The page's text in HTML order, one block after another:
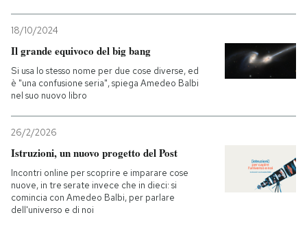
18/10/2024
Il grande equivoco del big bang
Si usa lo stesso nome per due cose diverse, ed
è "una confusione seria", spiega Amedeo Balbi
nel suo nuovo libro
26/2/2026
Istruzioni, un nuovo progetto del Post
Incontri online per scoprire e imparare cose
nuove, in tre serate invece che in dieci: si
comincia con Amedeo Balbi, per parlare
dell'universo e di noi